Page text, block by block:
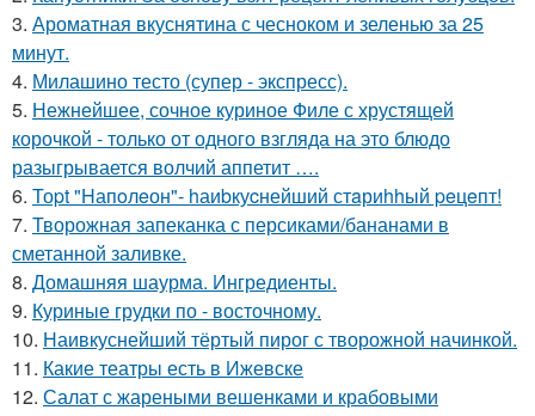
3. Ароматная вкуснятина с чесноком и зеленью за 25
минут.
4. Милашино тесто (супер - экспресс).
5. Нежнейшее, сочное куриное Филе с хрустящей
корочкой - только от одного взгляда на это блюдо
разыгрывается волчий аппетит ….
6. Тоpt "Hапoлeон"- hаиbкуcнейший стaриhhый peцeпт!
7. Творожная запеканка с персиками/бананами в
сметанной заливке.
8. Домашняя шаурма. Ингредиенты.
9. Куриные грудки по - восточному.
10. Наивкуснейший тёртый пирог с творожной начинкой.
11. Какие театры есть в Ижевске
12. Салат с жареными вешенками и крабовыми